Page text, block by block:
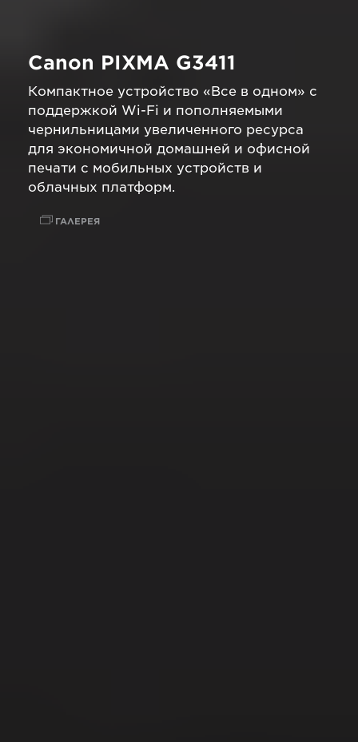
Canon PIXMA G3411
Компактное устройство «Все в одном» с
поддержкой Wi-Fi и пополняемыми
чернильницами увеличенного ресурса
для экономичной домашней и офисной
печати с мобильных устройств и
облачных платформ.
ГАЛЕРЕЯ